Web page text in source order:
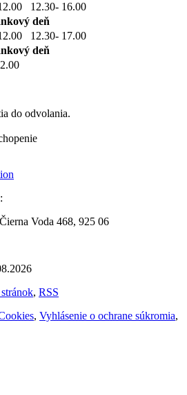
12.30- 16.00
deň
12.30- 17.00
deň
do odvolania.
Voda 468, 925 06
, RSS
, Vyhlásenie o ochrane súkromia,